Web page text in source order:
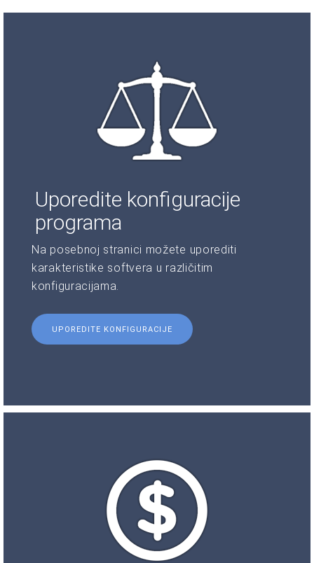
Uporedite konfiguracije
programa
Na posebnoj stranici možete uporediti
karakteristike softvera u različitim
konfiguracijama.
UPOREDITE KONFIGURACIJE